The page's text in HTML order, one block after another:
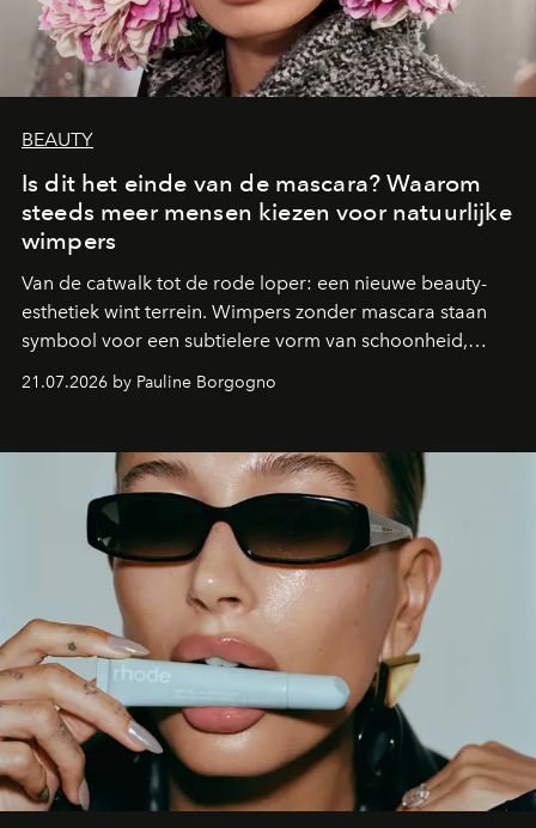
BEAUTY
Is dit het einde van de mascara? Waarom
steeds meer mensen kiezen voor natuurlijke
wimpers
Van de catwalk tot de rode loper: een nieuwe beauty-
esthetiek wint terrein. Wimpers zonder mascara staan
symbool voor een subtielere vorm van schoonheid,
aan make-up.
21.07.2026 by Pauline Borgogno